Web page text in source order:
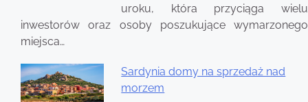
uroku, która przyciąga wielu
inwestorów oraz osoby poszukujące wymarzonego
miejsca…
Sardynia domy na sprzedaż nad
morzem